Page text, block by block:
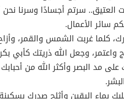
العتيق.. سرتم أجسادًا وسرنا نحن
سائر الأعمال.
كلما غربت الشمس والقمر،
واعتمر، وجعل الله ذريتك كأبي
على مد البصر وأكثر الله من
بماء اليقين وأثلج صدرك